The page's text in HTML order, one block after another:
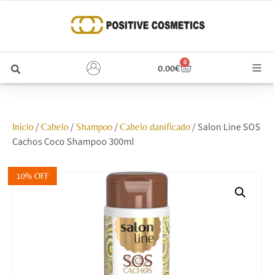
0.00€
0
Unhas
Início/ Cabelo/ Shampoo/ Cabelo danificado/ Salon Line SOS
Cachos Coco Shampoo 300ml
10% OFF